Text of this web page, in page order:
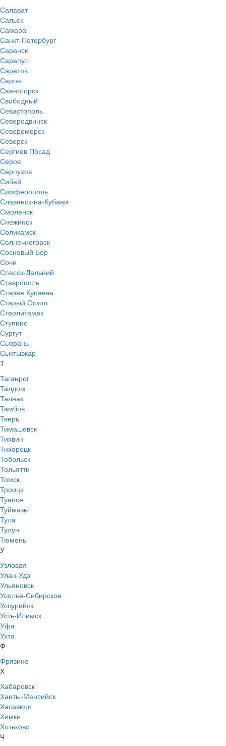
Салават
Сальск
Самара
Санкт-Петербург
Саранск
Сарапул
Саратов
Саров
Саяногорск
Свободный
Севастополь
Северодвинск
Североморск
Северск
Сергиев Посад
Серов
Серпухов
Сибай
Симферополь
Славянск-на-Кубани
Смоленск
Снежинск
Соликамск
Солнечногорск
Сосновый Бор
Сочи
Спасск-Дальний
Ставрополь
Старая Купавна
Старый Оскол
Стерлитамак
Ступино
Сургут
Сызрань
Сыктывкар
Т
Таганрог
Талдом
Талнах
Тамбов
Тверь
Тимашевск
Тихвин
Тихорецк
Тобольск
Тольятти
Томск
Троицк
Туапсе
Туймазы
Тула
Тулун
Тюмень
У
Узловая
Улан-Удэ
Ульяновск
Усолье-Сибирское
Уссурийск
Усть-Илимск
Уфа
Ухта
Ф
Фрязино
Х
Хабаровск
Ханты-Мансийск
Хасавюрт
Химки
Хотьково
Ч